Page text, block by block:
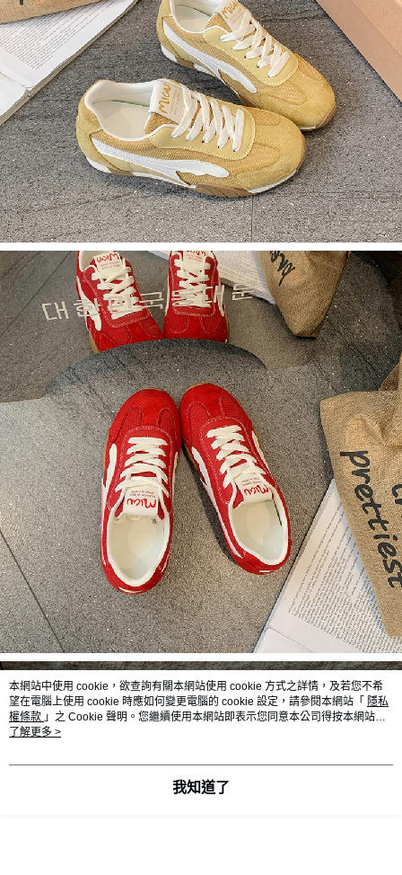
本網站中使用 cookie，欲查詢有關本網站使用 cookie 方式之詳情，及若您不希
望在電腦上使用 cookie 時應如何變更電腦的 cookie 設定，請參閱本網站「 隱私
權條款 」之 Cookie 聲明。您繼續使用本網站即表示您同意本公司得按本網站使
用條款之 Cookie 聲明使用 cookie。
了解更多 >
我知道了